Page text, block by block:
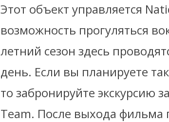
Этот объект управляется
возможность прогуляться
летний сезон здесь
день. Если вы планируете
то забронируйте экскурсию
Team. После выхода фильма